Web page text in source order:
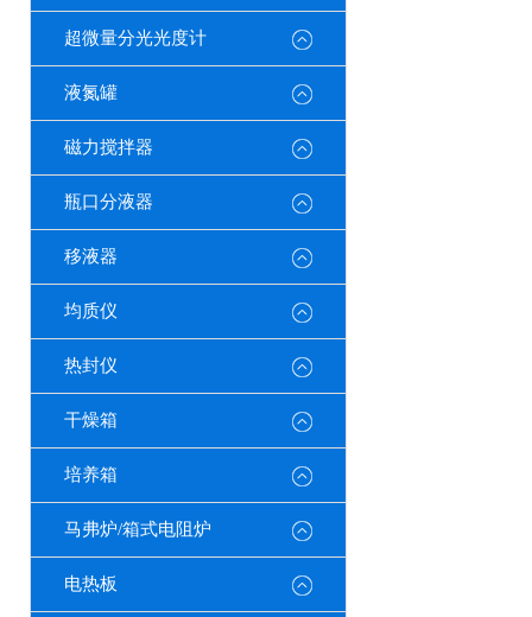
超微量分光光度计
液氮罐
磁力搅拌器
瓶口分液器
移液器
均质仪
热封仪
干燥箱
培养箱
马弗炉/箱式电阻炉
电热板